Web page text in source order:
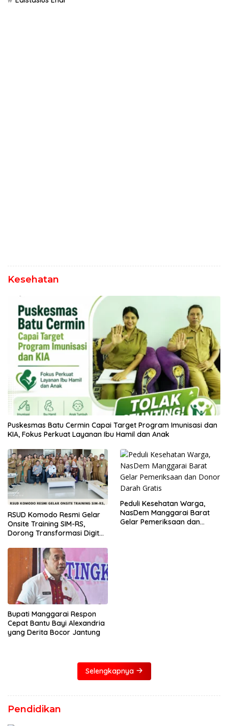
Kesehatan
Puskesmas Batu Cermin Capai Target Program Imunisasi dan
KIA, Fokus Perkuat Layanan Ibu Hamil dan Anak
RSUD Komodo Resmi Gelar
Onsite Training SIM-RS,
Dorong Transformasi Digital
Peduli Kesehatan Warga,
NasDem Manggarai Barat
Gelar Pemeriksaan dan
Bupati Manggarai Respon
Cepat Bantu Bayi Alexandria
yang Derita Bocor Jantung
Selengkapnya
Pendidikan